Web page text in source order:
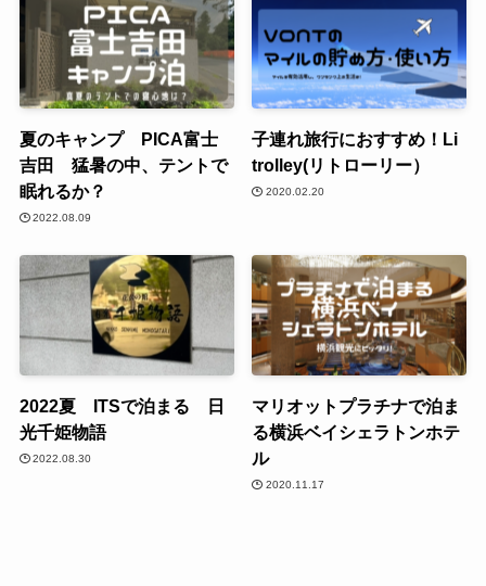
夏のキャンプ PICA富士
吉田 猛暑の中、テントで
眠れるか？
2022.08.09
子連れ旅行におすすめ！Li
trolley(リトローリー）
2020.02.20
2022夏 ITSで泊まる 日
光千姫物語
2022.08.30
マリオットプラチナで泊ま
る横浜ベイシェラトンホテ
ル
2020.11.17